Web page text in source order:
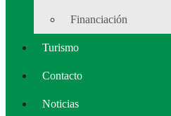
Financiación
Turismo
Contacto
Noticias